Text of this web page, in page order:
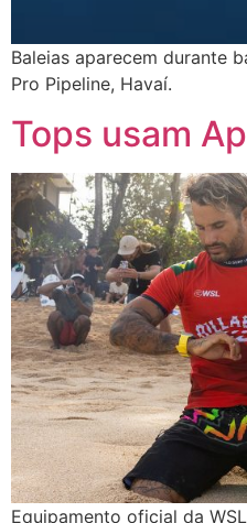
Baleias aparecem durante
Pro Pipeline, Havaí.
Tops usam
Equipamento oficial da